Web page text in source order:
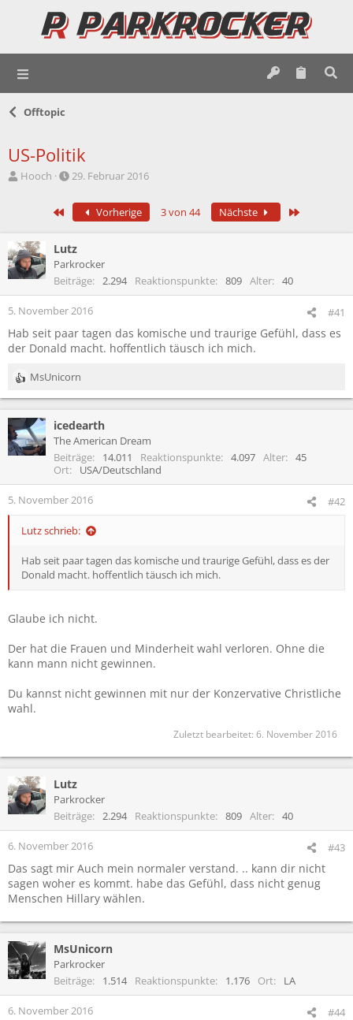
Offtopic
US-Politik
E
l
l
e
Hooch
E
s
t
l
l
a
29. Februar 2016
Erste Vorherige 3 von 44 Nächste
Lutz
Parkrocker
Beiträge
2.294 Reaktionspunkte 809 Alter 40
5. November 2016 #41
Hab seit paar tagen das komische und traurige Gefühl, dass es
der Donald macht. hoffentlich täusch ich mich.
R
e
k
t
i
n
MsUnicorn
icedearth
The American Dream
Beiträge
14.011 Reaktionspunkte 4.097 Alter
45
Ort
USA/Deutschland
5. November 2016 #42
Lutz schrieb:
Hab seit paar tagen das komische und traurige Gefühl, dass es der
Donald macht. hoffentlich täusch ich mich.
Glaube ich nicht.
Der hat die Frauen und Minderheit wahl verloren. Ohne die
kann mann nicht gewinnen.
Du kannst nicht gewinnen mit nur der Konzervative Christliche
wahl.
Zuletzt bearbeitet: 6. November 2016
Lutz
Parkrocker
Beiträge
2.294 Reaktionspunkte 809 Alter 40
6. November 2016 #43
Das sagt mir Auch mein normaler verstand. .. kann dir nicht
sagen woher es kommt. habe das Gefühl, dass nicht genug
Menschen Hillary wählen.
MsUnicorn
Parkrocker
Beiträge
1.514 Reaktionspunkte 1.176 Ort LA
6. November 2016 #44